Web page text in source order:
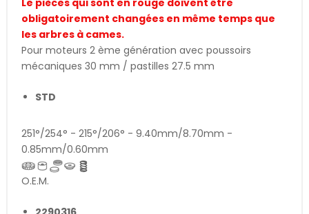
obligatoirement changées en même temps que
les arbres à cames.
Pour moteurs 2 ème génération avec poussoirs
mécaniques 30 mm / pastilles 27.5 mm
STD
251°/254° - 215°/206° - 9.40mm/8.70mm -
0.85mm/0.60mm
O.E.M.